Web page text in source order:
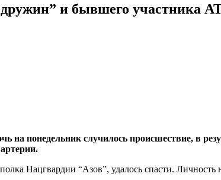
и бывшего участника
на понедельник случилось происшествие, в
Нацгвардии “Азов”, удалось спасти.